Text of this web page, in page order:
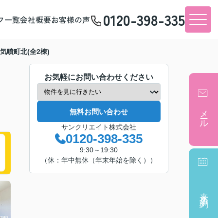
一覧会社概要お客様の声 0120-398-335
噴町北(全2棟)
お気軽にお問い合わせください
無料お問い合わせ
サンクリエイト株式会社
0120-398-335
9:30～19:30
（休：年中無休（年末年始を除く））
メール